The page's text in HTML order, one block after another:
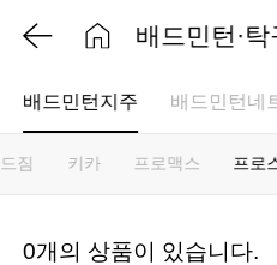
배드민턴·탁
배드민턴지주 배드민턴네
짐 키카 프로맥스 프로
0개의 상품이 있습니다.